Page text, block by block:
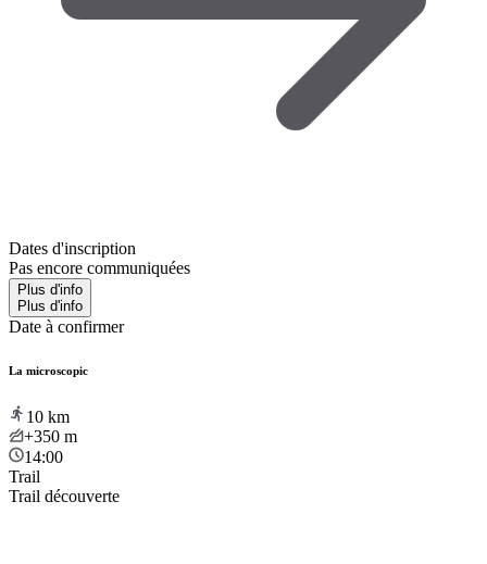
Dates d'inscription
Pas encore communiquées
Plus d'info
Plus d'info
Date à confirmer
La microscopic
10 km
+350 m
14:00
Trail
Trail découverte